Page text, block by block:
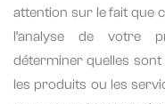
attention sur le fait que
l’analyse
de votre
déterminer quelles
les produits ou les